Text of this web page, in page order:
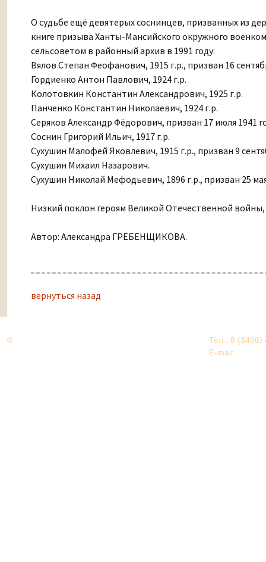
О судьбе ещё девятерых соснинцев, призванных из
книге призыва Ханты-Мансийского окружного
сельсоветом в районный архив в 1991 году:
Вялов Степан Феофанович, 1915 г.р., призван 16
Гордиенко Антон Павлович, 1924 г.р.
Колотовкин Константин Александрович, 1925 г.р.
Панченко Константин Николаевич, 1924 г.р.
Серяков Александр Фёдорович, призван 17 июля 1941
Соснин Григорий Ильич, 1917 г.р.
Сухушин Малофей Яковлевич, 1915 г.р., призван 9
Сухушин Михаил Назарович.
Сухушин Николай Мефодьевич, 1896 г.р., призван 25
Низкий поклон героям Великой Отечественной
Автор: Александра ГРЕБЕНЩИКОВА.
вернуться назад
©
Тел.: 8 (3466)
E-mail: